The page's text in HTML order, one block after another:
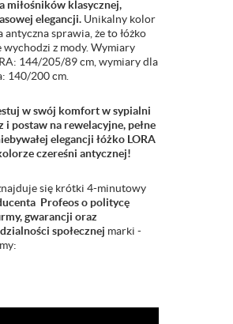
miłośników klasycznej,
elegancji. Unikalny kolor
antyczna sprawia, że to łóżko
wychodzi z mody. Wymiary
144/205/89 cm, wymiary dla
140/200 cm.
w swój komfort w sypialni
i postaw na rewelacyjne, pełne
elegancji łóżko LORA
czereśni antycznej!
się krótki 4-minutowy
Profeos o politycę
gwarancji oraz
społecznej marki -